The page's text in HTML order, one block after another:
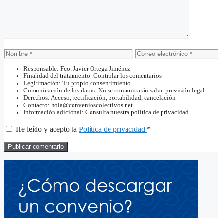
Nombre
Correo
electrónico
Responsable: Fco. Javier Ortega Jiménez
Finalidad del tratamiento: Controlar los comentarios
Legitimación: Tu propio consentimiento
Comunicación de los datos: No se comunicarán salvo previsión legal
Derechos: Acceso, rectificación, portabilidad, cancelación
Contacto: hola@convenioscolectivos.net
Información adicional: Consulta nuestra política de privacidad
He leído y acepto la Política de privacidad *